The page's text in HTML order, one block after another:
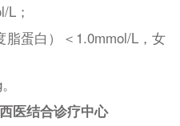
L；
脂蛋白）＜1.0mmol/L，女
医结合诊疗中心